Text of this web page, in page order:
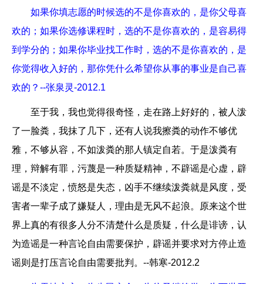
如果你填志愿的时候选的不是你喜欢的，是你父母喜
欢的；如果你选修课程时，选的不是你喜欢的，是容易得
到学分的；如果你毕业找工作时，选的不是你喜欢的，是
你觉得收入好的，那你凭什么希望你从事的事业是自己喜
欢的？--张泉灵-2012.1
至于我，我也觉得很奇怪，走在路上好好的，被人泼
了一脸粪，我抹了几下，还有人说我擦粪的动作不够优
雅，不够从容，不如泼粪的那人镇定自若。于是泼粪有
理，辩解有罪，污蔑是一种质疑精神，不辟谣是心虚，辟
谣是不淡定，愤怒是失态，凶手不继续泼粪就是风度，受
害者一辈子成了嫌疑人，理由是无风不起浪。原来这个世
界上真的有很多人分不清楚什么是质疑，什么是诽谤，认
为造谣是一种言论自由需要保护，辟谣并要求对方停止造
谣则是打压言论自由需要批判。--韩寒-2012.2